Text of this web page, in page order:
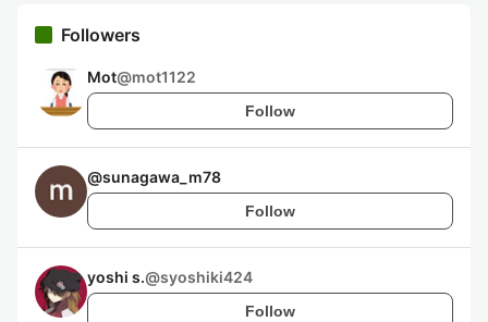
Followers
Mot@mot1122
Follow
@sunagawa_m78
Follow
yoshi s.@syoshiki424
Follow